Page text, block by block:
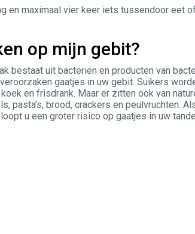
en maximaal vier keer iets tussendoor eet of
op mijn gebit?
bestaat uit bacteriën en producten van
gaatjes in uw gebit. Suikers
en frisdrank. Maar er zitten ook van
pasta’s, brood, crackers en peulvruchten.
u een groter risico op gaatjes in uw